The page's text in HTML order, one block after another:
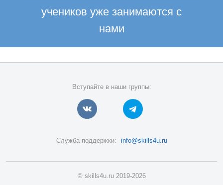
учеников уже занимаются с
нами
Вступайте в наши группы:
Служба поддержки: info@skills4u.ru
© skills4u.ru 2019-2026